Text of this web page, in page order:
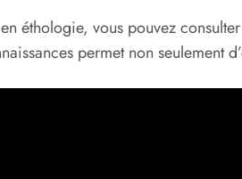
éthologie, vous pouvez
permet non seulement